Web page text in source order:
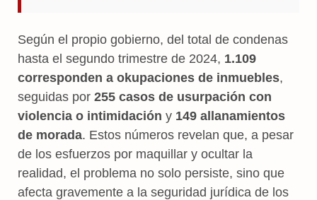
Según el propio gobierno, del total de condenas
hasta el segundo trimestre de 2024, 1.109
corresponden a okupaciones de inmuebles,
seguidas por 255 casos de usurpación con
violencia o intimidación y 149 allanamientos
de morada. Estos números revelan que, a pesar
de los esfuerzos por maquillar y ocultar la
realidad, el problema no solo persiste, sino que
afecta gravemente a la seguridad jurídica de los